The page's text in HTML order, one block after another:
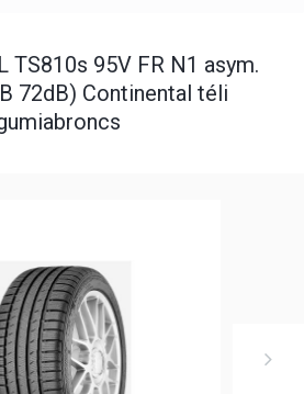
TS810s 95V FR N1 asym.
72dB) Continental téli